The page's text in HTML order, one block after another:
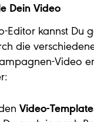
Dein Video
Editor kannst Du
die
Video
Video-